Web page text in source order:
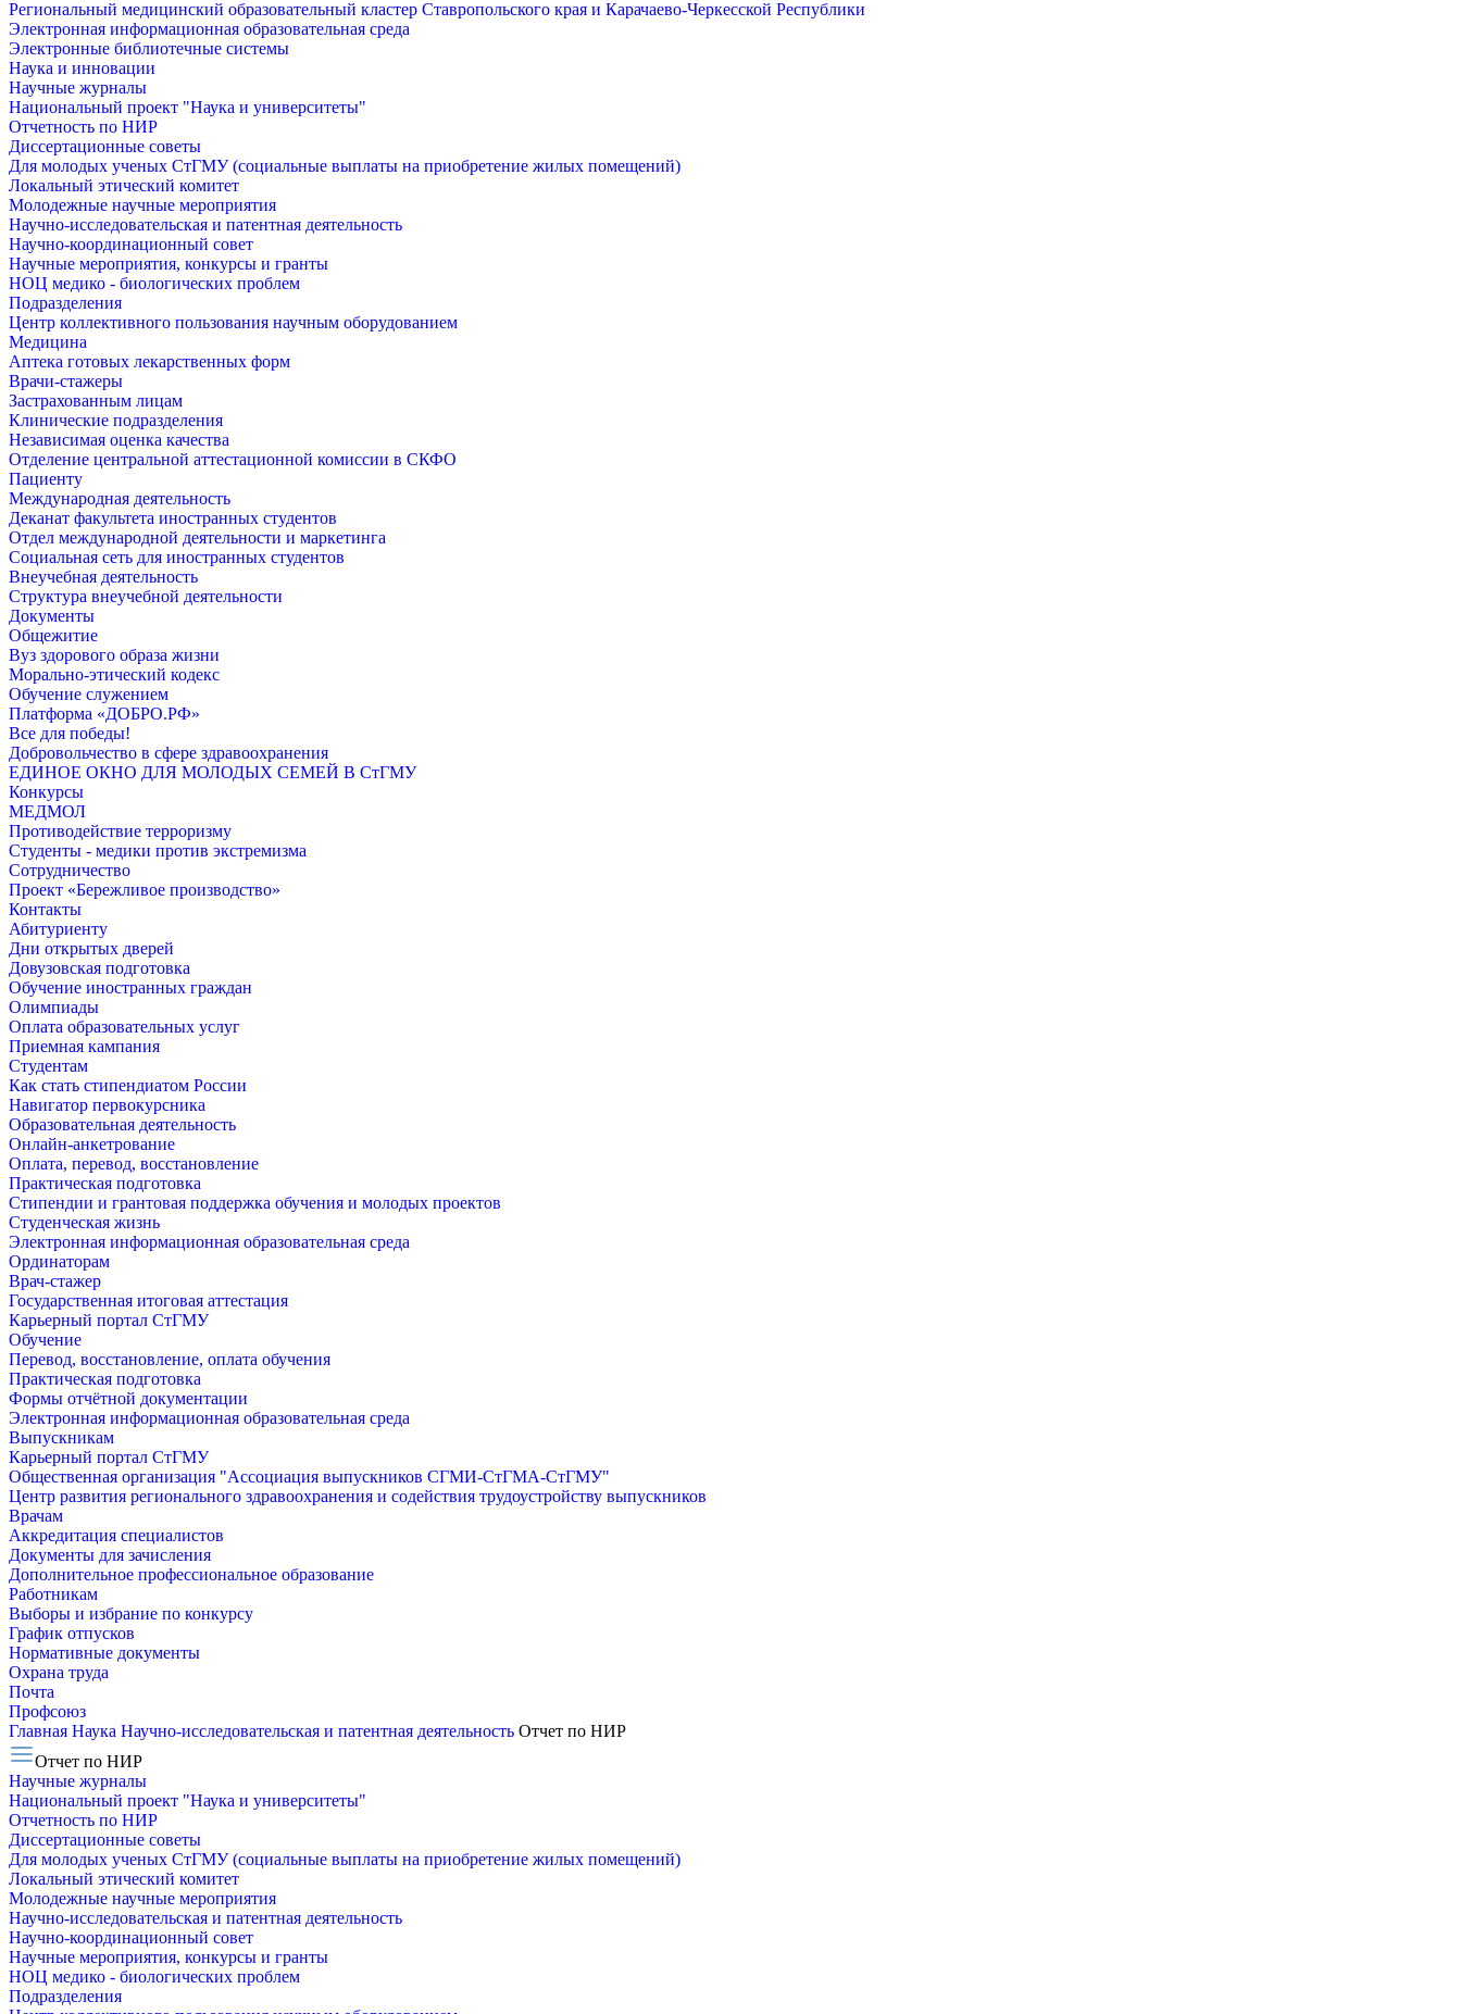
Региональный медицинский образовательный кластер Ставропольского края и Карачаево-Черкесской Республики
Электронная информационная образовательная среда
Электронные библиотечные системы
Наука и инновации
Научные журналы
Национальный проект "Наука и университеты"
Отчетность по НИР
Диссертационные советы
Для молодых ученых СтГМУ (социальные выплаты на приобретение жилых помещений)
Локальный этический комитет
Молодежные научные мероприятия
Научно-исследовательская и патентная деятельность
Научно-координационный совет
Научные мероприятия, конкурсы и гранты
НОЦ медико - биологических проблем
Подразделения
Центр коллективного пользования научным оборудованием
Медицина
Аптека готовых лекарственных форм
Врачи-стажеры
Застрахованным лицам
Клинические подразделения
Независимая оценка качества
Отделение центральной аттестационной комиссии в СКФО
Пациенту
Международная деятельность
Деканат факультета иностранных студентов
Отдел международной деятельности и маркетинга
Социальная сеть для иностранных студентов
Внеучебная деятельность
Структура внеучебной деятельности
Документы
Общежитие
Вуз здорового образа жизни
Морально-этический кодекс
Обучение служением
Платформа «ДОБРО.РФ»
Все для победы!
Добровольчество в сфере здравоохранения
ЕДИНОЕ ОКНО ДЛЯ МОЛОДЫХ СЕМЕЙ В СтГМУ
Конкурсы
МЕДМОЛ
Противодействие терроризму
Студенты - медики против экстремизма
Сотрудничество
Проект «Бережливое производство»
Контакты
Абитуриенту
Дни открытых дверей
Довузовская подготовка
Обучение иностранных граждан
Олимпиады
Оплата образовательных услуг
Приемная кампания
Студентам
Как стать стипендиатом России
Навигатор первокурсника
Образовательная деятельность
Онлайн-анкетрование
Оплата, перевод, восстановление
Практическая подготовка
Стипендии и грантовая поддержка обучения и молодых проектов
Студенческая жизнь
Электронная информационная образовательная среда
Ординаторам
Врач-стажер
Государственная итоговая аттестация
Карьерный портал СтГМУ
Обучение
Перевод, восстановление, оплата обучения
Практическая подготовка
Формы отчётной документации
Электронная информационная образовательная среда
Выпускникам
Карьерный портал СтГМУ
Общественная организация "Ассоциация выпускников СГМИ-СтГМА-СтГМУ"
Центр развития регионального здравоохранения и содействия трудоустройству выпускников
Врачам
Аккредитация специалистов
Документы для зачисления
Дополнительное профессиональное образование
Работникам
Выборы и избрание по конкурсу
График отпусков
Нормативные документы
Охрана труда
Почта
Профсоюз
Главная Наука Научно-исследовательская и патентная деятельность Отчет по НИР
Отчет по НИР
Научные журналы
Национальный проект "Наука и университеты"
Отчетность по НИР
Диссертационные советы
Для молодых ученых СтГМУ (социальные выплаты на приобретение жилых помещений)
Локальный этический комитет
Молодежные научные мероприятия
Научно-исследовательская и патентная деятельность
Научно-координационный совет
Научные мероприятия, конкурсы и гранты
НОЦ медико - биологических проблем
Подразделения